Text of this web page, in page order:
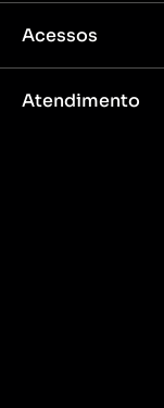
Acessos
Atendimento